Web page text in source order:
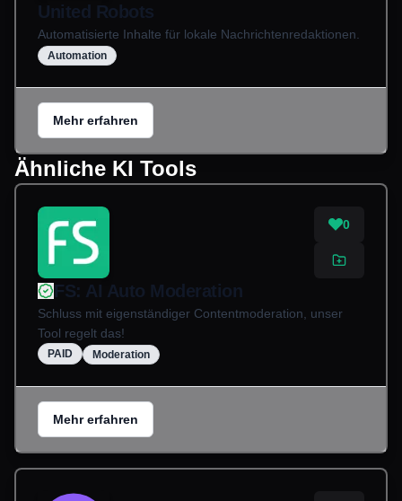
United Robots
Automatisierte Inhalte für lokale Nachrichtenredaktionen.
Automation
Mehr erfahren
Ähnliche KI Tools
0
FS: AI Auto Moderation
Schluss mit eigenständiger Contentmoderation, unser
Tool regelt das!
PAID Moderation
Mehr erfahren